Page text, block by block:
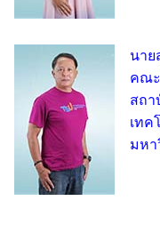
นา
คณ
สถา
เทค
มห